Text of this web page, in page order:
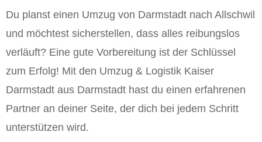
Du planst einen Umzug von Darmstadt nach Allschwil
und möchtest sicherstellen, dass alles reibungslos
verläuft? Eine gute Vorbereitung ist der Schlüssel
zum Erfolg! Mit den Umzug & Logistik Kaiser
Darmstadt aus Darmstadt hast du einen erfahrenen
Partner an deiner Seite, der dich bei jedem Schritt
unterstützen wird.